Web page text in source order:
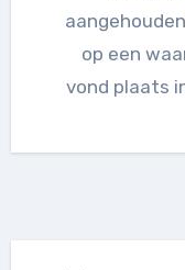
op een
vond plaats